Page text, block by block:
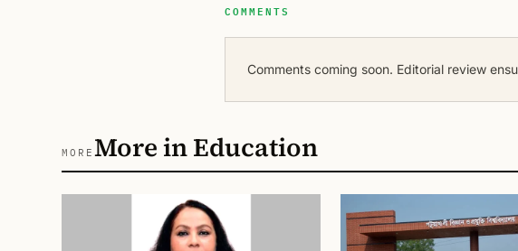
COMMENTS
Comments coming soon. Editorial review
MORE More in Education